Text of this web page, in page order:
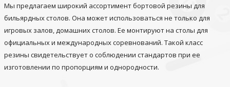
Мы предлагаем широкий ассортимент бортовой резины для
бильярдных столов. Она может использоваться не только для
игровых залов, домашних столов. Ее монтируют на столы для
официальных и международных соревнований. Такой класс
резины свидетельствует о соблюдении стандартов при ее
изготовлении по пропорциям и однородности.